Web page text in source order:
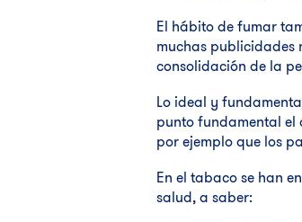
El hábito de fumar
muchas publicidades
consolidación de la
Lo ideal y
punto fundamental
por ejemplo que los
En el tabaco se han
salud, a saber: